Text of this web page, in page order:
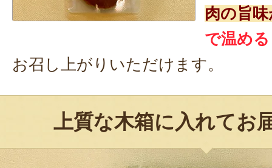
肉の旨
で温める
お召し上がりいただけます。
上質な木箱に入れてお